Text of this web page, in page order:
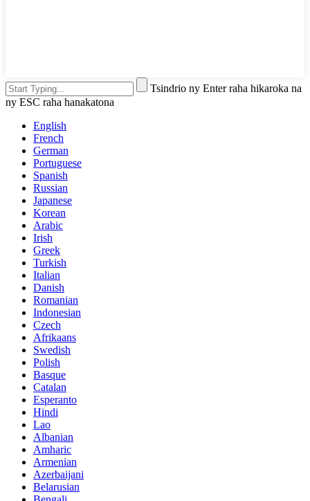
Tsindrio ny Enter raha hikaroka na
ny ESC raha hanakatona
English
French
German
Portuguese
Spanish
Russian
Japanese
Korean
Arabic
Irish
Greek
Turkish
Italian
Danish
Romanian
Indonesian
Czech
Afrikaans
Swedish
Polish
Basque
Catalan
Esperanto
Hindi
Lao
Albanian
Amharic
Armenian
Azerbaijani
Belarusian